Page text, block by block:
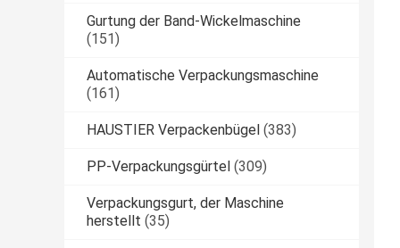
Gurtung der Band-Wickelmaschine
(151)
Automatische Verpackungsmaschine
(161)
HAUSTIER Verpackenbügel (383)
PP-Verpackungsgürtel (309)
Verpackungsgurt, der Maschine
herstellt (35)